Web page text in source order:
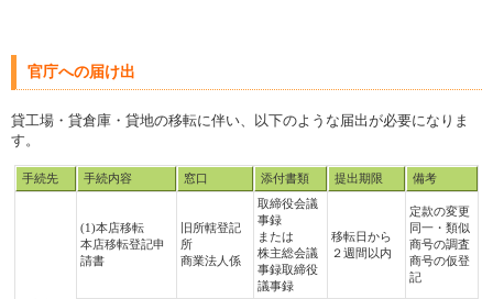
官庁への届け出
貸工場・貸倉庫・貸地の移転に伴い、以下のような届出が必要になりま
す。
手続先 手続内容 窓口 添付書類 提出期限 備考
(1)本店移転
本店移転登記申
請書
旧所轄登記
所
商業法人係
取締役会議
事録
または
株主総会議
事録取締役
議事録
移転日から
２週間以内
定款の変更
同一・類似
商号の調査
商号の仮登
記